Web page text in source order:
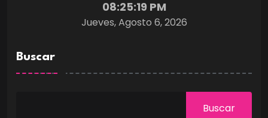
08:25:20 PM
Jueves, Agosto 6, 2026
Buscar
Buscar